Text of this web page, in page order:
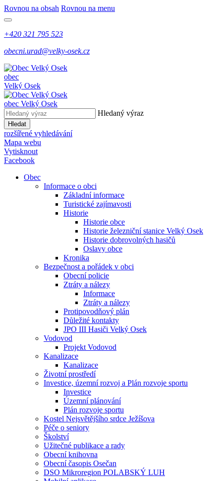
Rovnou na obsah Rovnou na menu
+420 321 795 523
obecni.urad@velky-osek.cz
obec
Velký Osek
obec Velký Osek
Hledaný výraz
Hledat
rozšířené vyhledávání
Mapa webu
Vytisknout
Facebook
Obec
Informace o obci
Základní informace
Turistické zajímavosti
Historie
Historie obce
Historie železniční stanice Velký Osek
Historie dobrovolných hasičů
Oslavy obce
Kronika
Bezpečnost a pořádek v obci
Obecní policie
Ztráty a nálezy
Informace
Ztráty a nálezy
Protipovodňový plán
Důležité kontakty
JPO III Hasiči Velký Osek
Vodovod
Projekt Vodovod
Kanalizace
Kanalizace
Životní prostředí
Investice, územní rozvoj a Plán rozvoje sportu
Investice
Územní plánování
Plán rozvoje sportu
Kostel Nejsvětějšího srdce Ježíšova
Péče o seniory
Školství
Užitečné publikace a rady
Obecní knihovna
Obecní časopis Osečan
DSO Mikroregion POLABSKÝ LUH